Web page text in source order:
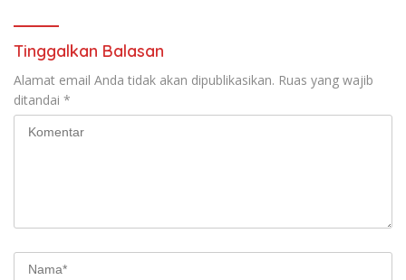
Tinggalkan Balasan
Alamat email Anda tidak akan dipublikasikan. Ruas yang wajib
ditandai *